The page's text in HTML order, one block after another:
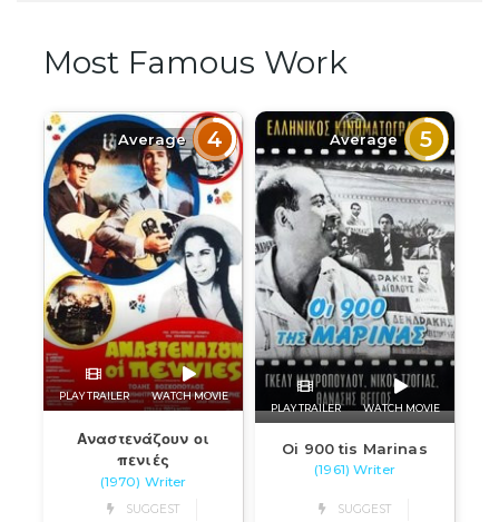
Most Famous Work
Average 4
PLAY TRAILER WATCH MOVIE
Αναστενάζουν οι
πενιές
(1970) Writer
SUGGEST
Average 5
PLAY TRAILER WATCH MOVIE
Oi 900 tis Marinas
(1961) Writer
SUGGEST